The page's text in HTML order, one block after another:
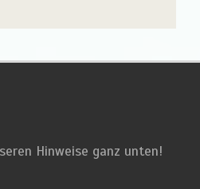
Hinweise ganz unten!